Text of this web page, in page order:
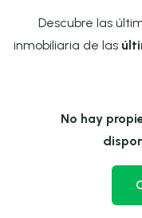
Descubre las
inmobiliaria de las
No hay